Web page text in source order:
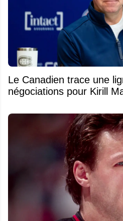
Le Canadien trace une
négociations pour Kirill